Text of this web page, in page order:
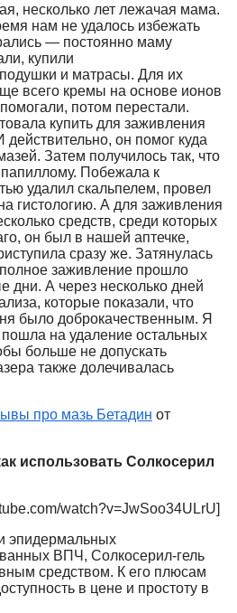
несколько лет лежачая мама.
нам не удалось избежать
— постоянно маму
купили
и матрасы. Для их
всего кремы на основе ионов
потом перестали.
купить для заживления
он помог куда
Затем получилось так, что
Побежала к
удалил скальпелем, провел
гистологию. А для заживления
средств, среди которых
он был в нашей аптечке,
сразу же. Затянулась
заживление прошло
дни. А через несколько дней
которые показали, что
было доброкачественным. Я
на удаление остальных
больше не допускать
также долечивалась
про мазь Бетадин от
использовать Солкосерил
watch?v=JwSoo34ULrU]
эпидермальных
ВПЧ, Солкосерил-гель
средством. К его плюсам
в цене и простоту в